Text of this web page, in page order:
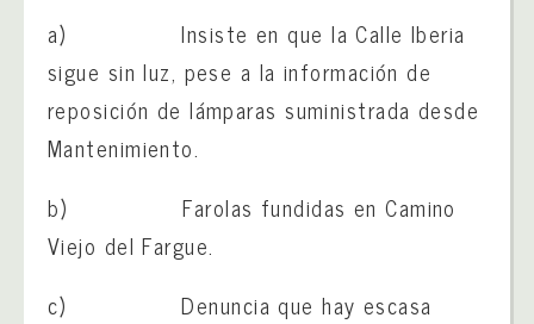
a) Insiste en que la Calle Iberia
sigue sin luz, pese a la información de
reposición de lámparas suministrada desde
Mantenimiento.
b) Farolas fundidas en Camino
Viejo del Fargue.
c) Denuncia que hay escasa